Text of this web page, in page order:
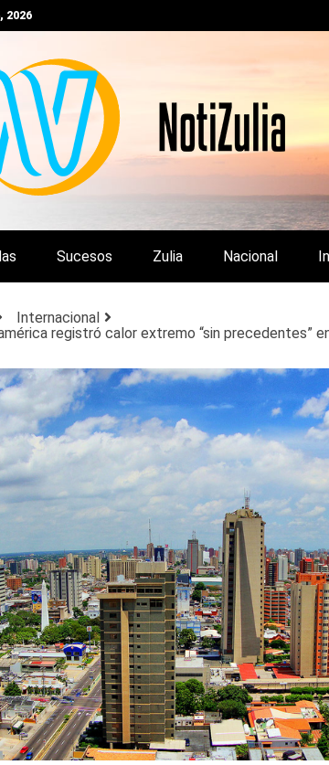
2026
ZULIA, VENEZUELA Y DE
Sucesos Zulia Nacional
Internacional
registró calor extremo “sin precedentes”